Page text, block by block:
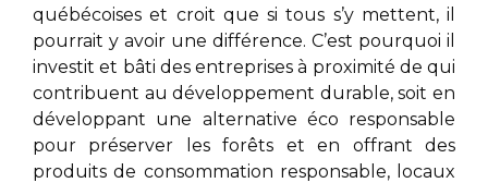
québécoises et croit que si tous s’y mettent, il
pourrait y avoir une différence. C’est pourquoi il
investit et bâti des entreprises à proximité de qui
contribuent au développement durable, soit en
développant une alternative éco responsable
pour préserver les forêts et en offrant des
produits de consommation responsable, locaux